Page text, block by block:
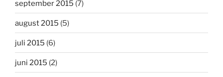
september 2015 (7)
august 2015 (5)
juli 2015 (6)
juni 2015 (2)